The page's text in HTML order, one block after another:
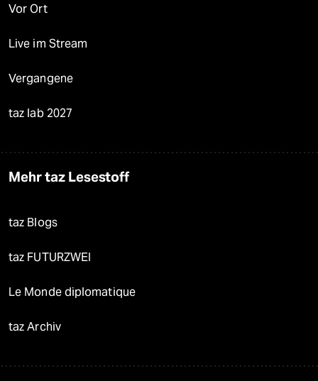
Vor Ort
Live im Stream
Vergangene
taz lab 2027
Mehr taz Lesestoff
taz Blogs
taz FUTURZWEI
Le Monde diplomatique
taz Archiv